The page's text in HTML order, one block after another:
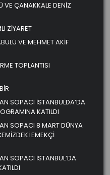
VE ÇANAKKALE DENİZ
ZİYARET
VE MEHMET AKİF
TOPLANTISI
SOPACI İSTANBULDA’DA
KATILDI
SOPACI 8 MART DÜNYA
EMEKÇİ
SOPACI İSTANBUL’DA